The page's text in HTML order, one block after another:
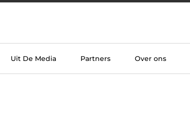
Uit De Media Partners Over ons